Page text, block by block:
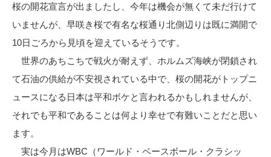
桜の開花宣言が出ましたし、今年は機会が無くて未だ行けて
いませんが、早咲き桜で有名な桜通り北側辺りは既に満開で
10日ごろから見頃を迎えているそうです。
世界のあちこちで戦火が耐えず、ホルムズ海峡が閉鎖され
て石油の供給が不安視されている中で、桜の開花がトップニ
ュースになる日本は平和ボケと言われるかもしれませんが、
それでも平和であることは何より幸せで有難いことだと思い
ます。
実は今月はWBC（ワールド・ベースボール・クラシッ